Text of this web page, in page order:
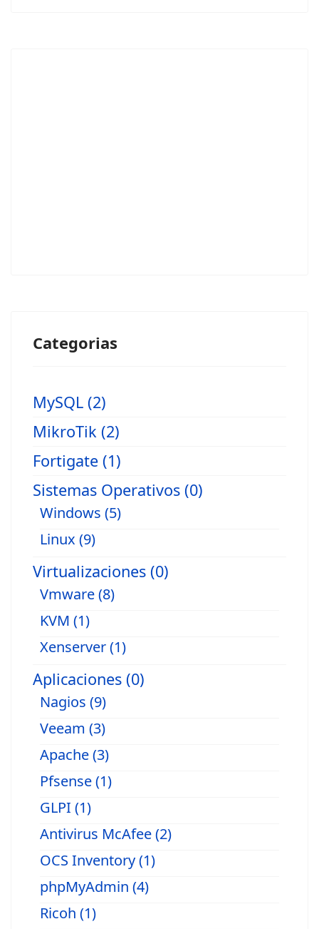
Categorias
MySQL (2)
MikroTik (2)
Fortigate (1)
Sistemas Operativos (0)
Windows (5)
Linux (9)
Virtualizaciones (0)
Vmware (8)
KVM (1)
Xenserver (1)
Aplicaciones (0)
Nagios (9)
Veeam (3)
Apache (3)
Pfsense (1)
GLPI (1)
Antivirus McAfee (2)
OCS Inventory (1)
phpMyAdmin (4)
Ricoh (1)